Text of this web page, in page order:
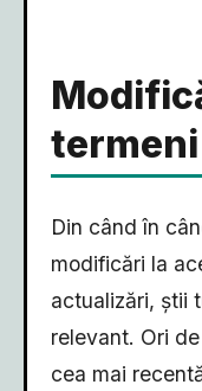
termeni
Din când în
modificări la
actualizări, știi
relevant. Ori
cea mai